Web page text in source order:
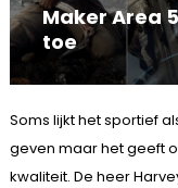
Maker Area
toe
Soms lijkt het sportief
geven maar het geeft
kwaliteit. De heer